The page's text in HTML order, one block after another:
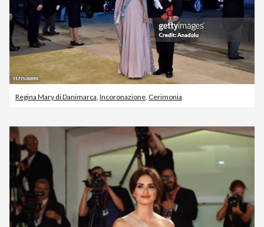
Regina Mary di Danimarca Incoronazione Cerimonia